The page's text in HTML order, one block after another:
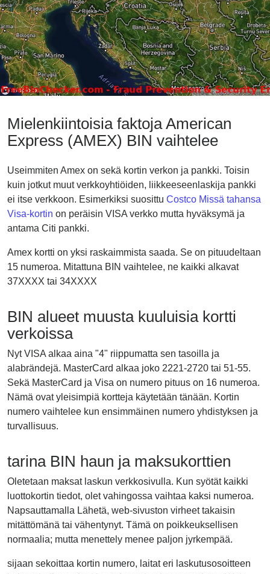
Mielenkiintoisia faktoja American
Express (AMEX) BIN vaihtelee
Useimmiten Amex on sekä kortin verkon ja pankki. Toisin
kuin jotkut muut verkkoyhtiöiden, liikkeeseenlaskija pankki
ei itse verkkoon. Esimerkiksi suosittu Costco Missä tahansa
Visa-kortin on peräisin VISA verkko mutta hyväksymä ja
antama Citi pankki.
Amex kortti on yksi raskaimmista saada. Se on pituudeltaan
15 numeroa. Mitattuna BIN vaihtelee, ne kaikki alkavat
37XXXX tai 34XXXX
BIN alueet muusta kuuluisia kortti
verkoissa
Nyt VISA alkaa aina "4" riippumatta sen tasoilla ja
alabrändejä. MasterCard alkaa joko 2221-2720 tai 51-55.
Sekä MasterCard ja Visa on numero pituus on 16 numeroa.
Nämä ovat yleisimpiä kortteja käytetään tänään. Kortin
numero vaihtelee kun ensimmäinen numero yhdistyksen ja
turvallisuus.
tarina BIN haun ja maksukorttien
Oletetaan maksat laskun verkkosivulla. Kun syötät kaikki
luottokortin tiedot, olet vahingossa vaihtaa kaksi numeroa.
Napsauttamalla Lähetä, web-sivuston virheet takaisin
mitättömänä tai vähentynyt. Tämä on poikkeuksellisen
normaalia; mutta menettely menee paljon jyrkempää.
sijaan sekoittaa kortin numero, laitat eri laskutusosoitteen